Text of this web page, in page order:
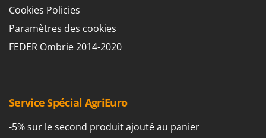
Schnitzer
Seven Italy
Shark
Sirman
Cookies Policies
Paramètres des cookies
FEDER Ombrie 2014-2020
Service Spécial AgriEuro
-5% sur le second produit ajouté au panier